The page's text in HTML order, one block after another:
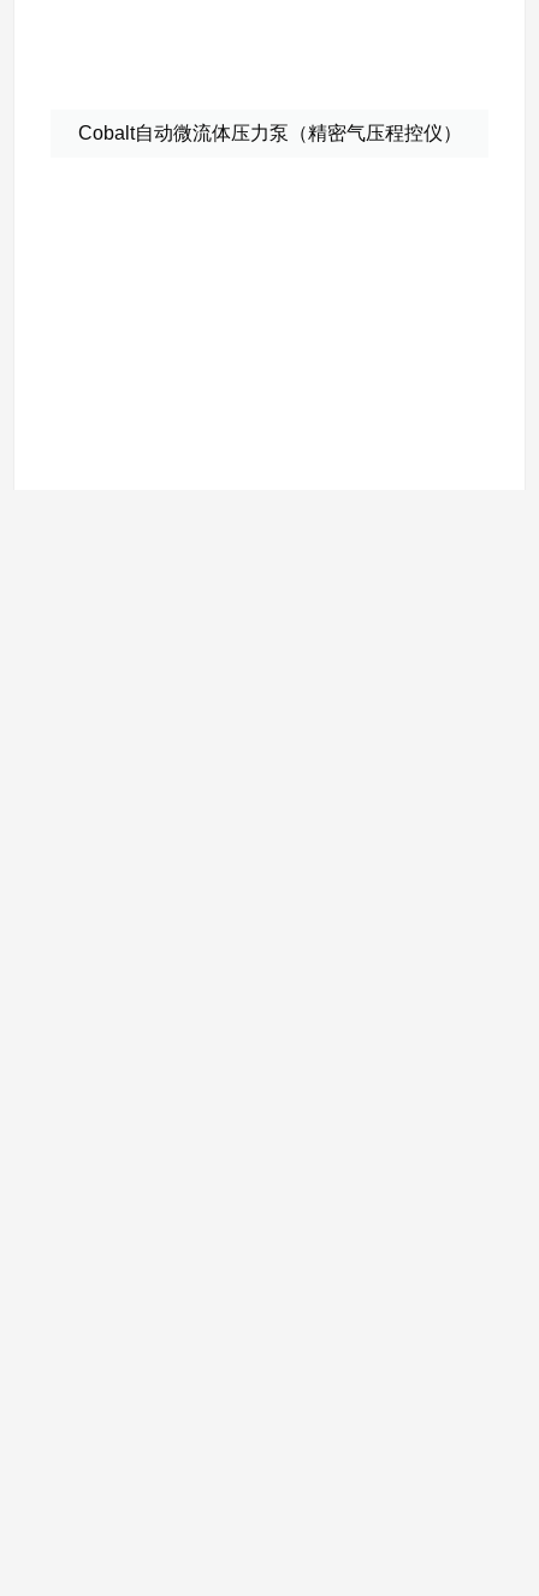
Cobalt自动微流体压力泵（精密气压程控仪）